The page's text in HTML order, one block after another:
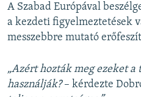
A Szabad Európával
a kezdeti figyelmeztetések
messzebbre mutató
„Azért hozták meg ezeket a
használják?– kérdezte